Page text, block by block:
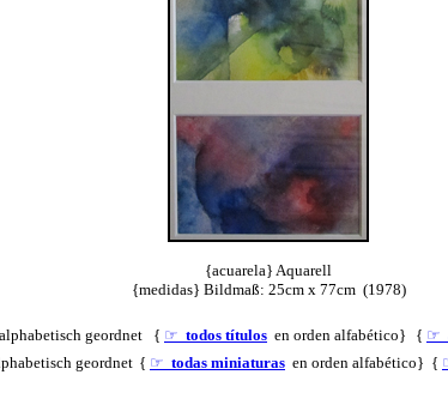
{acuarela} Aquarell
{medidas} Bildmaß: 25cm x 77cm (1978)
alphabetisch geordnet { ☞ todos títulos en orden alfabético} { ☞
geordnet { ☞ todas miniaturas en orden alfabético} {